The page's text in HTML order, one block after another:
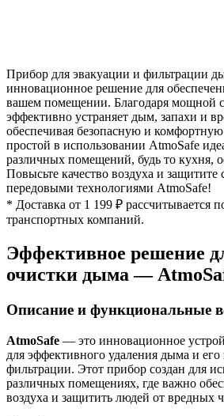
Прибор для эвакуации и фильтрации
инновационное решение для
вашем помещении. Благодаря мощной
эффективно устраняет дым, запахи и
обеспечивая безопасную и
простой в использовании AtmoSafe
различных помещений, будь то кухня,
Повысьте качество воздуха и защитите
передовыми технологиями AtmoSafe!
* Доставка от 1 199 ₽ рассчитывается
транспортных компаний.
Эффективное решение
очистки дыма —
Описание и функциональные
AtmoSafe — это инновационное
для эффективного удаления дыма и
фильтрации. Этот прибор создан для
различных помещениях, где важно
воздуха и защитить людей от вредных